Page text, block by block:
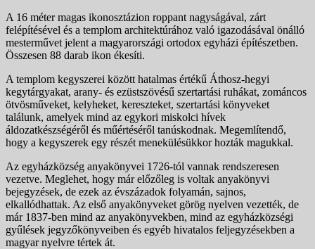
A 16 méter magas ikonosztázion roppant nagyságával, zárt
felépítésével és a templom architektúrához való igazodásával önálló
mesterművet jelent a magyarországi ortodox egyházi építészetben.
Összesen 88 darab ikon ékesíti.
A templom kegyszerei között hatalmas értékű Áthosz-hegyi
kegytárgyakat, arany- és ezüstszövésű szertartási ruhákat, zománcos
ötvösműveket, kelyheket, kereszteket, szertartási könyveket
találunk, amelyek mind az egykori miskolci hívek
áldozatkészségéről és műértéséről tanúskodnak. Megemlítendő,
hogy a kegyszerek egy részét menekülésükkor hozták magukkal.
Az egyházközség anyakönyvei 1726-tól vannak rendszeresen
vezetve. Meglehet, hogy már előzőleg is voltak anyakönyvi
bejegyzések, de ezek az évszázadok folyamán, sajnos,
elkallódhattak. Az első anyakönyveket görög nyelven vezették, de
már 1837-ben mind az anyakönyvekben, mind az egyházközségi
gyűlések jegyzőkönyveiben és egyéb hivatalos feljegyzésekben a
magyar nyelvre tértek át.